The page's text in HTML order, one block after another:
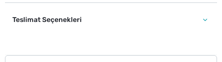
Teslimat Seçenekleri